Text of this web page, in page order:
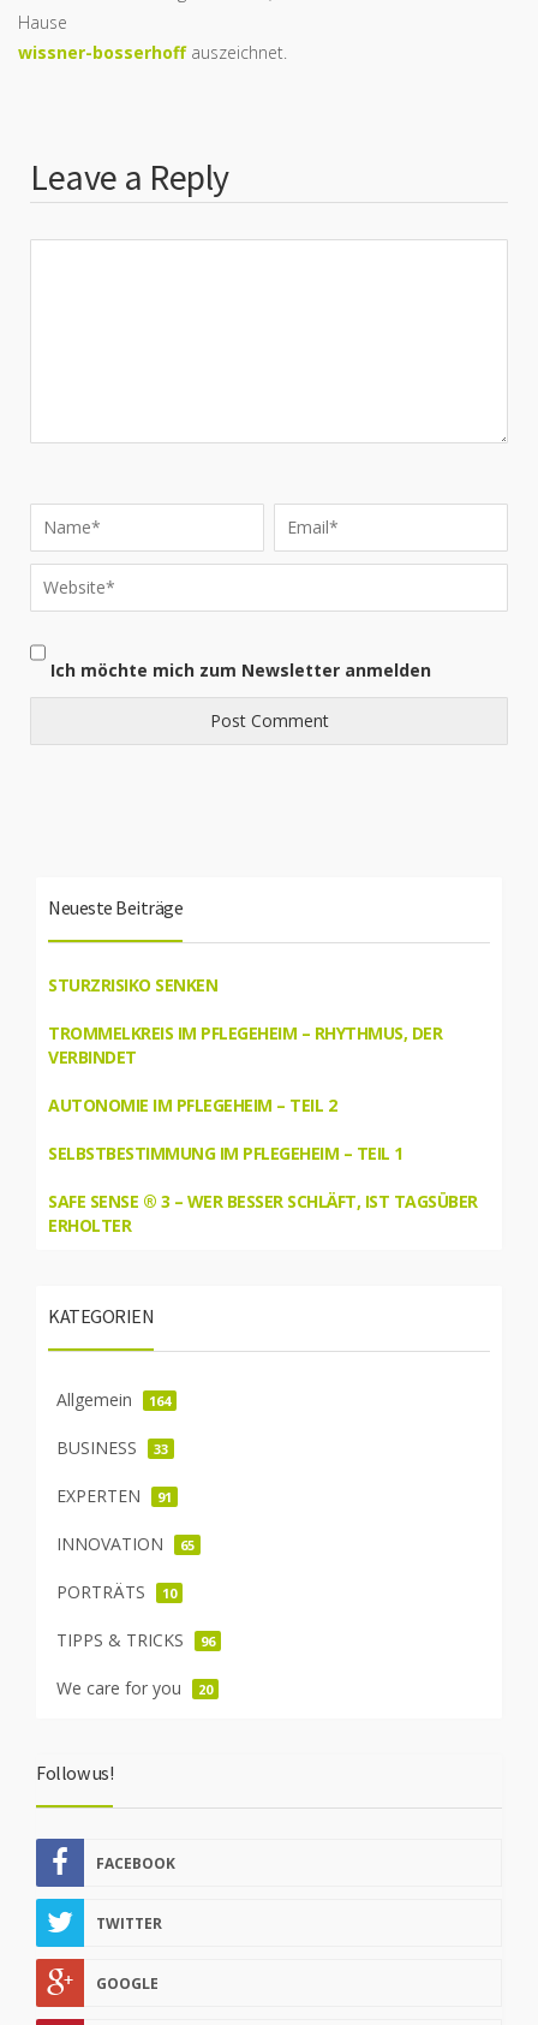
Hause
wissner-bosserhoffauszeichnet.
Leave a Reply
Ich möchte mich zum Newsletter anmelden
Neueste Beiträge
STURZRISIKO SENKEN
TROMMELKREIS IM PFLEGEHEIM – RHYTHMUS, DER
VERBINDET
AUTONOMIE IM PFLEGEHEIM – TEIL 2
SELBSTBESTIMMUNG IM PFLEGEHEIM – TEIL 1
SAFE SENSE ® 3 – WER BESSER SCHLÄFT, IST TAGSÜBER
ERHOLTER
KATEGORIEN
Allgemein 164
BUSINESS 33
EXPERTEN 91
INNOVATION 65
PORTRÄTS 10
TIPPS & TRICKS 96
We care for you 20
Follow us!
FACEBOOK
TWITTER
GOOGLE